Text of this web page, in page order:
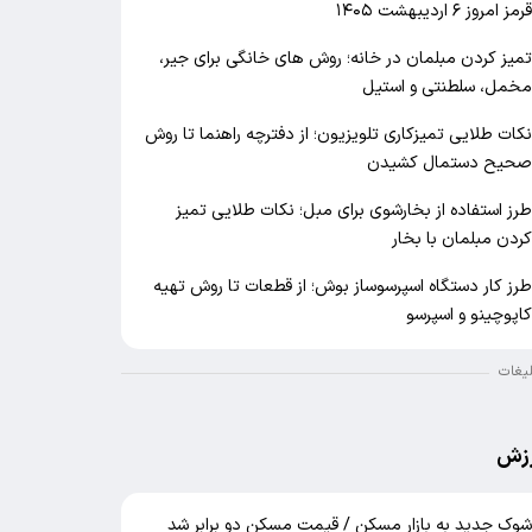
قرمز امروز ۶ اردیبهشت ۱۴۰۵
تمیز کردن مبلمان در خانه؛ روش های خانگی برای جیر،
مخمل، سلطنتی و استیل
نکات طلایی تمیزکاری تلویزیون؛ از دفترچه راهنما تا روش
صحیح دستمال کشیدن
طرز استفاده از بخارشوی برای مبل؛ نکات طلایی تمیز
کردن مبلمان با بخار
طرز کار دستگاه اسپرسوساز بوش؛ از قطعات تا روش تهیه
کاپوچینو و اسپرسو
شوک جدید به بازار مسکن / قیمت مسکن دو برابر شد